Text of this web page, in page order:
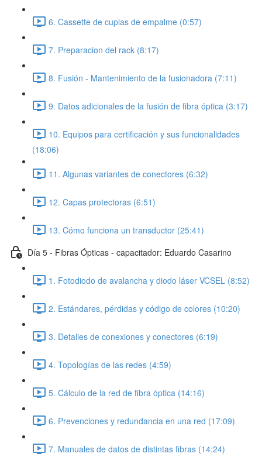
6. Cassette de cuplas de empalme (0:57)
7. Preparacion del rack (8:17)
8. Fusión - Mantenimiento de la fusionadora (7:11)
9. Datos adicionales de la fusión de fibra óptica (3:17)
10. Equipos para certificación y sus funcionalidades
(18:06)
11. Algunas variantes de conectores (6:32)
12. Capas protectoras (6:51)
13. Cómo funciona un transductor (25:41)
Día 5 - Fibras Ópticas - capacitador: Eduardo Casarino
1. Fotodiodo de avalancha y diodo láser VCSEL (8:52)
2. Estándares, pérdidas y código de colores (10:20)
3. Detalles de conexiones y conectores (6:19)
4. Topologías de las redes (4:59)
5. Cálculo de la red de fibra óptica (14:16)
6. Prevenciones y redundancia en una red (17:09)
7. Manuales de datos de distintas fibras (14:24)